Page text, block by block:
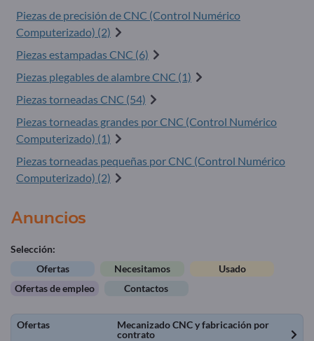
Piezas de precisión de CNC (Control Numérico
Computerizado) (2)
Piezas estampadas CNC (6)
Piezas plegables de alambre CNC (1)
Piezas torneadas CNC (54)
Piezas torneadas grandes por CNC (Control Numérico
Computerizado) (1)
Piezas torneadas pequeñas por CNC (Control Numérico
Computerizado) (2)
Anuncios
Selección:
Ofertas
Necesitamos
Usado
Ofertas de empleo
Contactos
Ofertas
Mecanizado CNC y fabricación por
contrato